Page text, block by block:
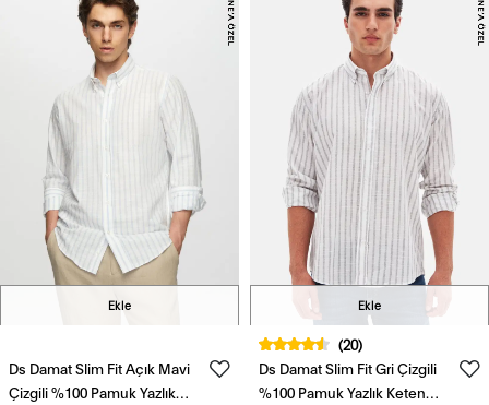
Ekle
Ds Damat Slim Fit Açık Mavi
Çizgili %100 Pamuk Yazlık
Ekle
(20)
Ds Damat Slim Fit Gri Çizgili
%100 Pamuk Yazlık Keten